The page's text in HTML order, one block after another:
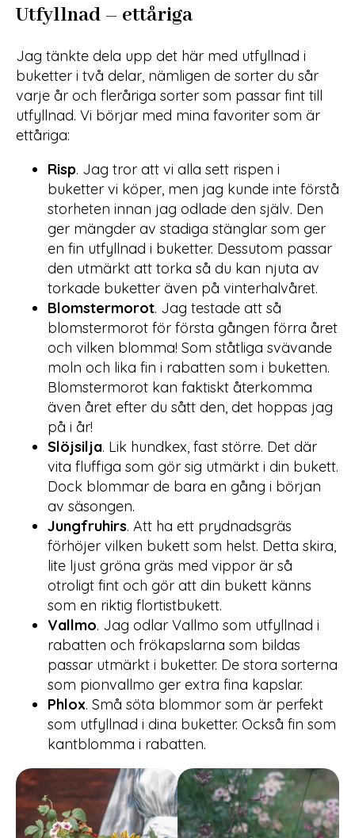
Utfyllnad – ettåriga
Jag tänkte dela upp det här med utfyllnad i
buketter i två delar, nämligen de sorter du sår
varje år och fleråriga sorter som passar fint till
utfyllnad. Vi börjar med mina favoriter som är
ettåriga:
Risp. Jag tror att vi alla sett rispen i
buketter vi köper, men jag kunde inte förstå
storheten innan jag odlade den själv. Den
ger mängder av stadiga stänglar som ger
en fin utfyllnad i buketter. Dessutom passar
den utmärkt att torka så du kan njuta av
torkade buketter även på vinterhalvåret.
Blomstermorot. Jag testade att så
blomstermorot för första gången förra året
och vilken blomma! Som ståtliga svävande
moln och lika fin i rabatten som i buketten.
Blomstermorot kan faktiskt återkomma
även året efter du sått den, det hoppas jag
på i år!
Slöjsilja. Lik hundkex, fast större. Det där
vita fluffiga som gör sig utmärkt i din bukett.
Dock blommar de bara en gång i början
av säsongen.
Jungfruhirs. Att ha ett prydnadsgräs
förhöjer vilken bukett som helst. Detta skira,
lite ljust gröna gräs med vippor är så
otroligt fint och gör att din bukett känns
som en riktig flortistbukett.
Vallmo. Jag odlar Vallmo som utfyllnad i
rabatten och frökapslarna som bildas
passar utmärkt i buketter. De stora sorterna
som pionvallmo ger extra fina kapslar.
Phlox. Små söta blommor som är perfekt
som utfyllnad i dina buketter. Också fin som
kantblomma i rabatten.